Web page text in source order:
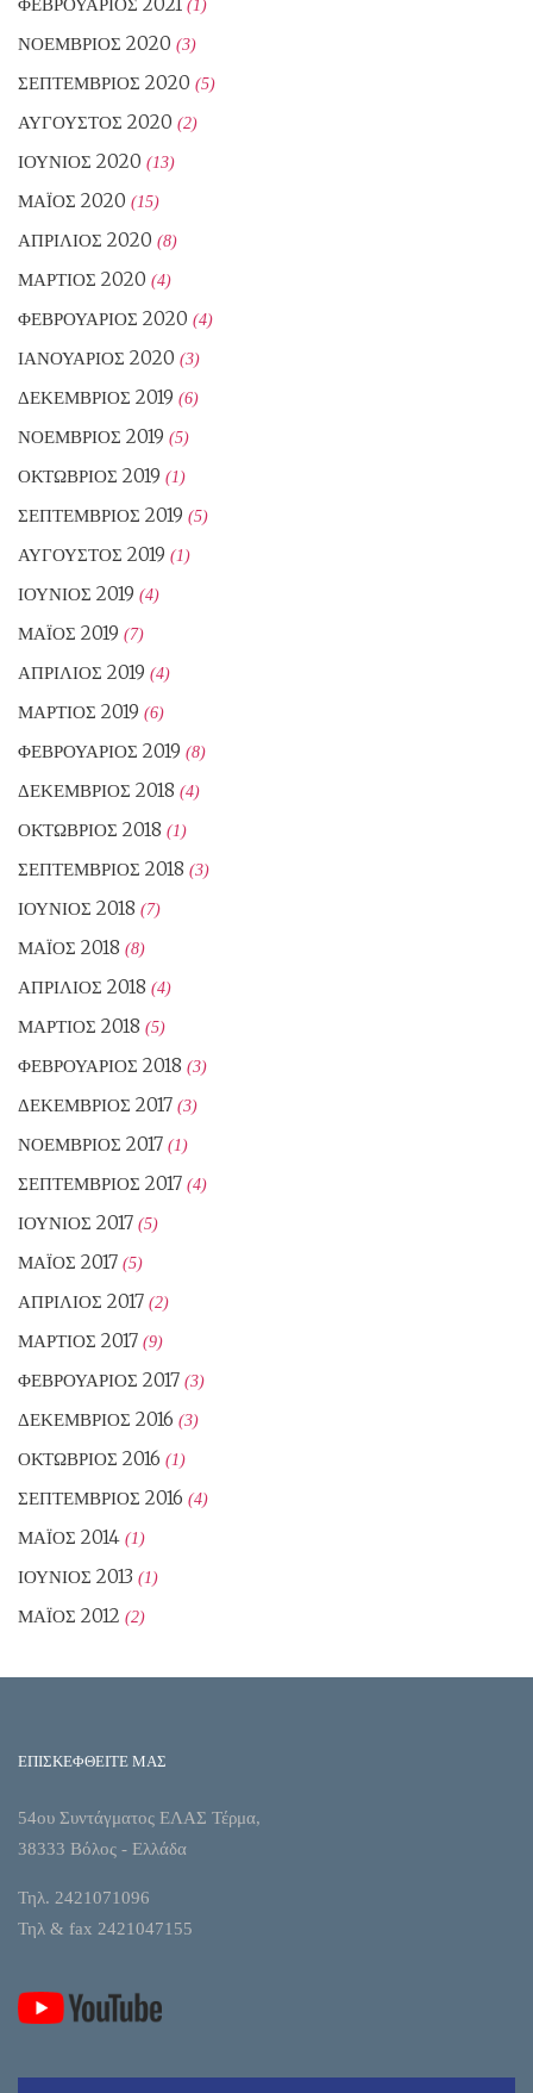
(1)
ΝΟΈΜΒΡΙΟΣ 2020 (3)
ΣΕΠΤΈΜΒΡΙΟΣ 2020 (5)
ΑΎΓΟΥΣΤΟΣ 2020 (2)
ΙΟΎΝΙΟΣ 2020 (13)
ΜΆΙΟΣ 2020 (15)
ΑΠΡΊΛΙΟΣ 2020 (8)
ΜΆΡΤΙΟΣ 2020 (4)
ΦΕΒΡΟΥΆΡΙΟΣ 2020 (4)
ΙΑΝΟΥΆΡΙΟΣ 2020 (3)
ΔΕΚΈΜΒΡΙΟΣ 2019 (6)
ΝΟΈΜΒΡΙΟΣ 2019 (5)
ΟΚΤΏΒΡΙΟΣ 2019 (1)
ΣΕΠΤΈΜΒΡΙΟΣ 2019 (5)
ΑΎΓΟΥΣΤΟΣ 2019 (1)
ΙΟΎΝΙΟΣ 2019 (4)
ΜΆΙΟΣ 2019 (7)
ΑΠΡΊΛΙΟΣ 2019 (4)
ΜΆΡΤΙΟΣ 2019 (6)
ΦΕΒΡΟΥΆΡΙΟΣ 2019 (8)
ΔΕΚΈΜΒΡΙΟΣ 2018 (4)
ΟΚΤΏΒΡΙΟΣ 2018 (1)
ΣΕΠΤΈΜΒΡΙΟΣ 2018 (3)
ΙΟΎΝΙΟΣ 2018 (7)
ΜΆΙΟΣ 2018 (8)
ΑΠΡΊΛΙΟΣ 2018 (4)
ΜΆΡΤΙΟΣ 2018 (5)
ΦΕΒΡΟΥΆΡΙΟΣ 2018 (3)
ΔΕΚΈΜΒΡΙΟΣ 2017 (3)
ΝΟΈΜΒΡΙΟΣ 2017 (1)
ΣΕΠΤΈΜΒΡΙΟΣ 2017 (4)
ΙΟΎΝΙΟΣ 2017 (5)
ΜΆΙΟΣ 2017 (5)
ΑΠΡΊΛΙΟΣ 2017 (2)
ΜΆΡΤΙΟΣ 2017 (9)
ΦΕΒΡΟΥΆΡΙΟΣ 2017 (3)
ΔΕΚΈΜΒΡΙΟΣ 2016 (3)
ΟΚΤΏΒΡΙΟΣ 2016 (1)
ΣΕΠΤΈΜΒΡΙΟΣ 2016 (4)
ΜΆΙΟΣ 2014 (1)
ΙΟΎΝΙΟΣ 2013 (1)
ΜΆΙΟΣ 2012 (2)
ΕΠΙΣΚΕΦΘΕΙΤΕ ΜΑΣ
54ου Συντάγματος ΕΛΑΣ Τέρμα,
38333 Βόλος - Ελλάδα
Τηλ. 2421071096
Τηλ & fax 2421047155